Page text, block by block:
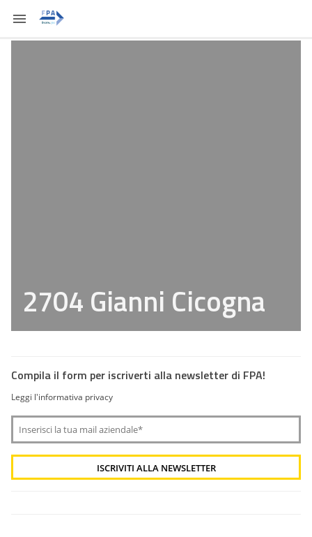
2704 Gianni Cicogna
Compila il form per iscriverti alla newsletter di FPA!
Leggi l'informativa privacy